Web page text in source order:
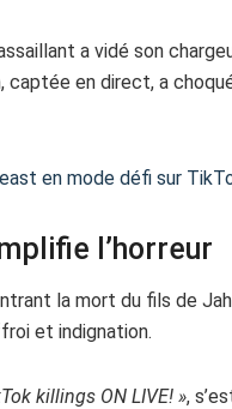
a vidé son
captée en direct, a
en mode défi sur
l’horreur
la mort du fils de
et indignation.
killings ON LIVE! »,